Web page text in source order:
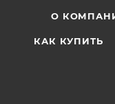
О
КАК КУПИТЬ